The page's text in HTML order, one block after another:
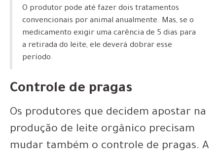
O produtor pode até fazer dois tratamentos
convencionais por animal anualmente. Mas, se o
medicamento exigir uma carência de 5 dias para
a retirada do leite, ele deverá dobrar esse
período.
Controle de pragas
Os produtores que decidem apostar na
produção de leite orgânico precisam
mudar também o controle de pragas. A